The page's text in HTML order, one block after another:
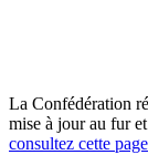
La Confédération
mise à jour au fur et
consultez cette page